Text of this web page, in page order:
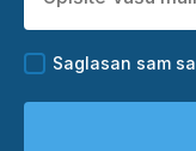
Saglasan sam sa